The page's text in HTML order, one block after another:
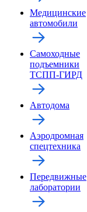
Медицинские
автомобили
Самоходные
подъемники
ТСПП-ГИРД
Автодома
Аэродромная
спецтехника
Передвижные
лаборатории